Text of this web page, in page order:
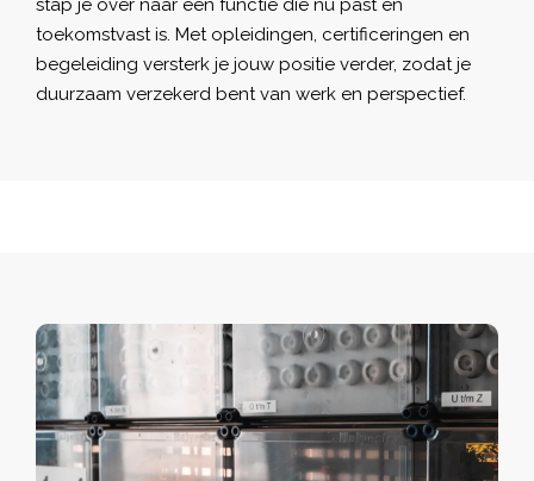
stap je over naar een functie die nú past én
toekomstvast is. Met opleidingen, certificeringen en
begeleiding versterk je jouw positie verder, zodat je
duurzaam verzekerd bent van werk en perspectief.